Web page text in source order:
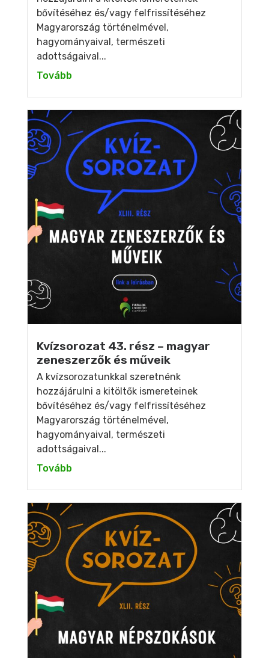
bővítéséhez és/vagy felfrissítéséhez
Magyarország történelmével,
hagyományaival, természeti
adottságaival...
Tovább
Kvízsorozat 43. rész – magyar
zeneszerzők és műveik
A kvízsorozatunkkal szeretnénk
hozzájárulni a kitöltők ismereteinek
bővítéséhez és/vagy felfrissítéséhez
Magyarország történelmével,
hagyományaival, természeti
adottságaival...
Tovább